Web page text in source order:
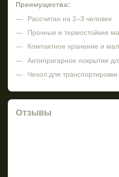
Преимущества:
Рассчитан на 2–3 человек
Прочные и термостойкие
Компактное хранение и
Антипригарное покрытие
Чехол для транспортировки
Отзывы